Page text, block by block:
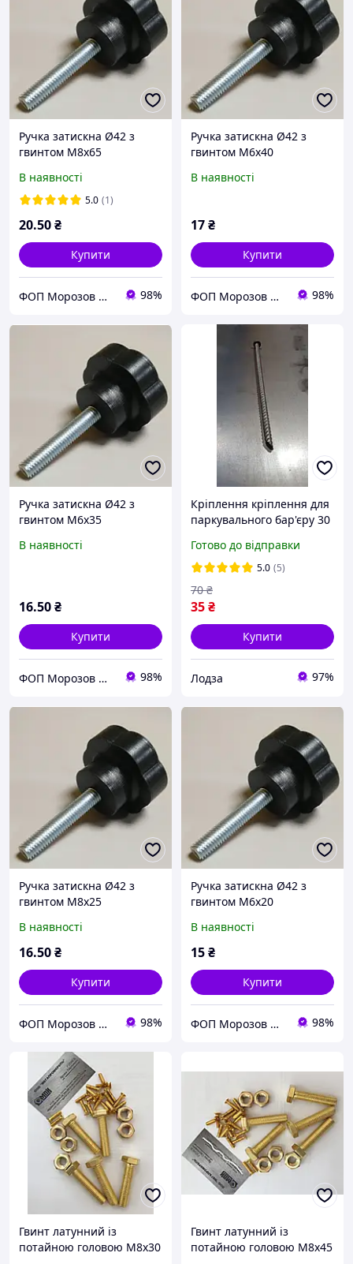
Ручка затискна Ø42 з
гвинтом М8х65
В наявності
5.0 (1)
20.50₴
Купити
ФОП Морозов Ю.О. 98%
Ручка затискна Ø42 з
гвинтом М6х40
В наявності
17₴
Купити
ФОП Морозов Ю.О. 98%
Ручка затискна Ø42 з
гвинтом М6х35
В наявності
16.50₴
Купити
ФОП Морозов Ю.О. 98%
Кріплення кріплення для
паркувального бар'єру 30
шпилька цвях
Готово до відправки
5.0 (5)
35₴
70 ₴
Купити
Лодза 97%
Ручка затискна Ø42 з
гвинтом М8х25
В наявності
16.50₴
Купити
ФОП Морозов Ю.О. 98%
Ручка затискна Ø42 з
гвинтом М6х20
В наявності
15₴
Купити
ФОП Морозов Ю.О. 98%
Гвинт латунний із
потайною головою М8х30
Гвинт латунний із
потайною головою М8х45